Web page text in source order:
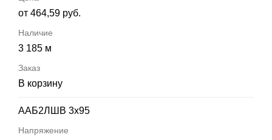
от 464,59 руб.
3 185 м
В корзину
ААБ2ЛШВ 3х95